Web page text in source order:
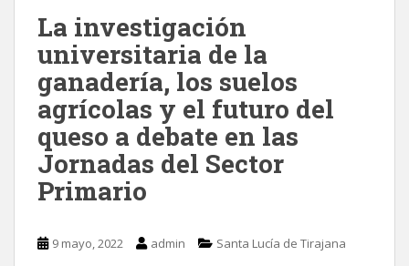
La investigación
universitaria de la
ganadería, los suelos
agrícolas y el futuro del
queso a debate en las
Jornadas del Sector
Primario
9 mayo, 2022 admin Santa Lucía de Tirajana